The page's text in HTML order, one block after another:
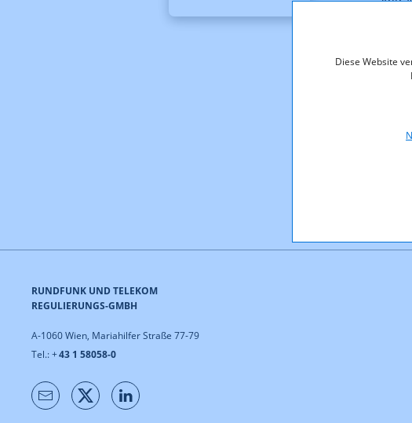
Diese Website
Die
RUNDFUNK UND TELEKOM
REGULIERUNGS-GMBH
A-1060 Wien, Mariahilfer Straße 77-79
Tel.: +43 1 58058-0